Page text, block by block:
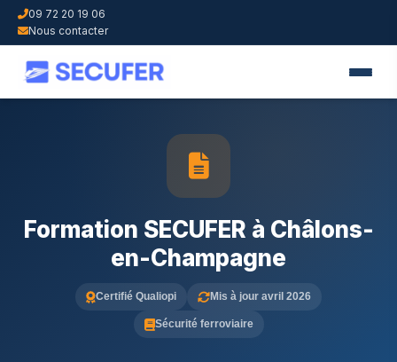
09 72 20 19 06
Nous contacter
Formation SECUFER à Châlons-
en-Champagne
Certifié Qualiopi Mis à jour avril 2026
Sécurité ferroviaire